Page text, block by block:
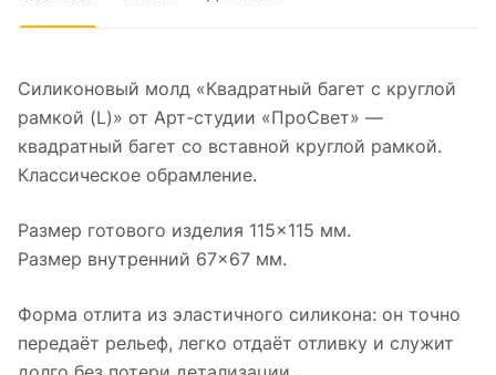
Силиконовый молд «Квадратный багет с круглой
рамкой (L)» от Арт-студии «ПроСвет» —
квадратный багет со вставной круглой рамкой.
Классическое обрамление.
Размер готового изделия 115×115 мм.
Размер внутренний 67×67 мм.
Форма отлита из эластичного силикона: он точно
передаёт рельеф, легко отдаёт отливку и служит